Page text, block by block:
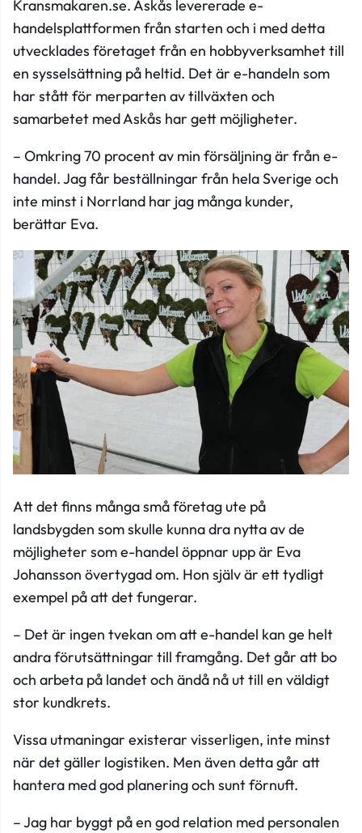
Kransmakaren.se. Askås levererade e-
handelsplattformen från starten och i med detta
utvecklades företaget från en hobbyverksamhet till
en sysselsättning på heltid. Det är e-handeln som
har stått för merparten av tillväxten och
samarbetet med Askås har gett möjligheter.
– Omkring 70 procent av min försäljning är från e-
handel. Jag får beställningar från hela Sverige och
inte minst i Norrland har jag många kunder,
berättar Eva.
Att det finns många små företag ute på
landsbygden som skulle kunna dra nytta av de
möjligheter som e-handel öppnar upp är Eva
Johansson övertygad om. Hon själv är ett tydligt
exempel på att det fungerar.
– Det är ingen tvekan om att e-handel kan ge helt
andra förutsättningar till framgång. Det går att bo
och arbeta på landet och ändå nå ut till en väldigt
stor kundkrets.
Vissa utmaningar existerar visserligen, inte minst
när det gäller logistiken. Men även detta går att
hantera med god planering och sunt förnuft.
– Jag har byggt på en god relation med personalen